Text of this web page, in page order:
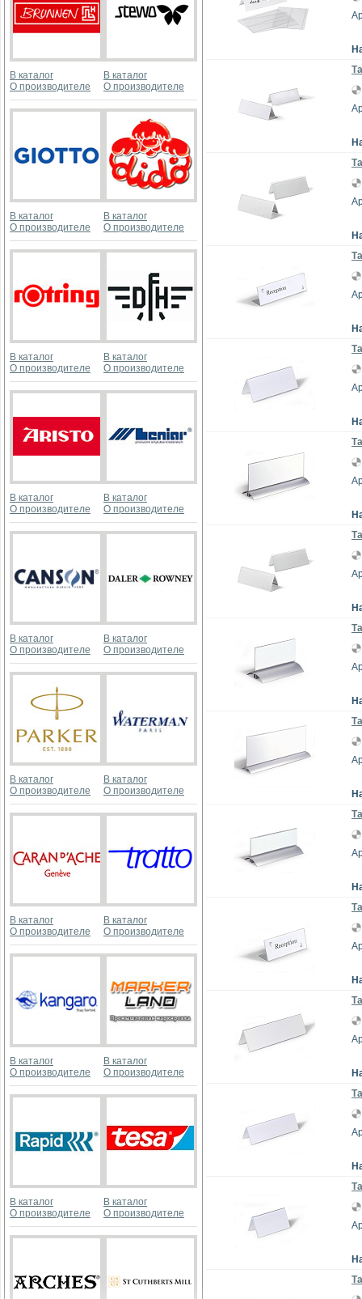
В каталог
О производителе
В каталог
О производителе
В каталог
О производителе
В каталог
О производителе
В каталог
О производителе
В каталог
О производителе
В каталог
О производителе
В каталог
О производителе
В каталог
О производителе
В каталог
О производителе
В каталог
О производителе
В каталог
О производителе
В каталог
О производителе
В каталог
О производителе
В каталог
О производителе
В каталог
О производителе
В каталог
О производителе
В каталог
О производителе